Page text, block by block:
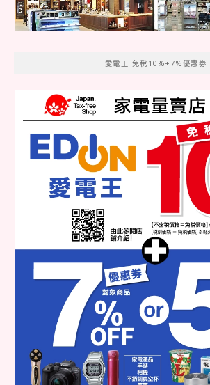
愛電王 免稅10%+7%優惠劵